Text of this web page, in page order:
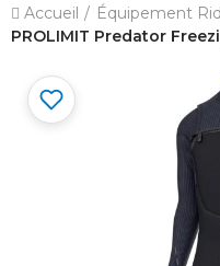
Accueil Équipement
PROLIMIT Predator
Comment puis-je